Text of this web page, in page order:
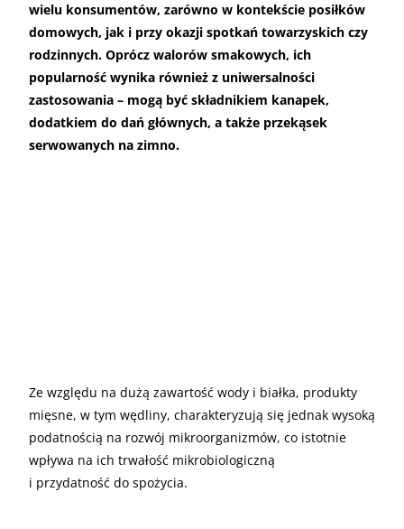
wielu konsumentów, zarówno w kontekście posiłków
domowych, jak i przy okazji spotkań towarzyskich czy
rodzinnych. Oprócz walorów smakowych, ich
popularność wynika również z uniwersalności
zastosowania – mogą być składnikiem kanapek,
dodatkiem do dań głównych, a także przekąsek
serwowanych na zimno.
Ze względu na dużą zawartość wody i białka, produkty
mięsne, w tym wędliny, charakteryzują się jednak wysoką
podatnością na rozwój mikroorganizmów, co istotnie
wpływa na ich trwałość mikrobiologiczną
i przydatność do spożycia.